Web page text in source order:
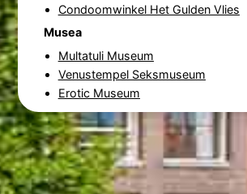
Condoomwinkel Het Gulden Vlies
Musea
Multatuli Museum
Venustempel Seksmuseum
Erotic Museum